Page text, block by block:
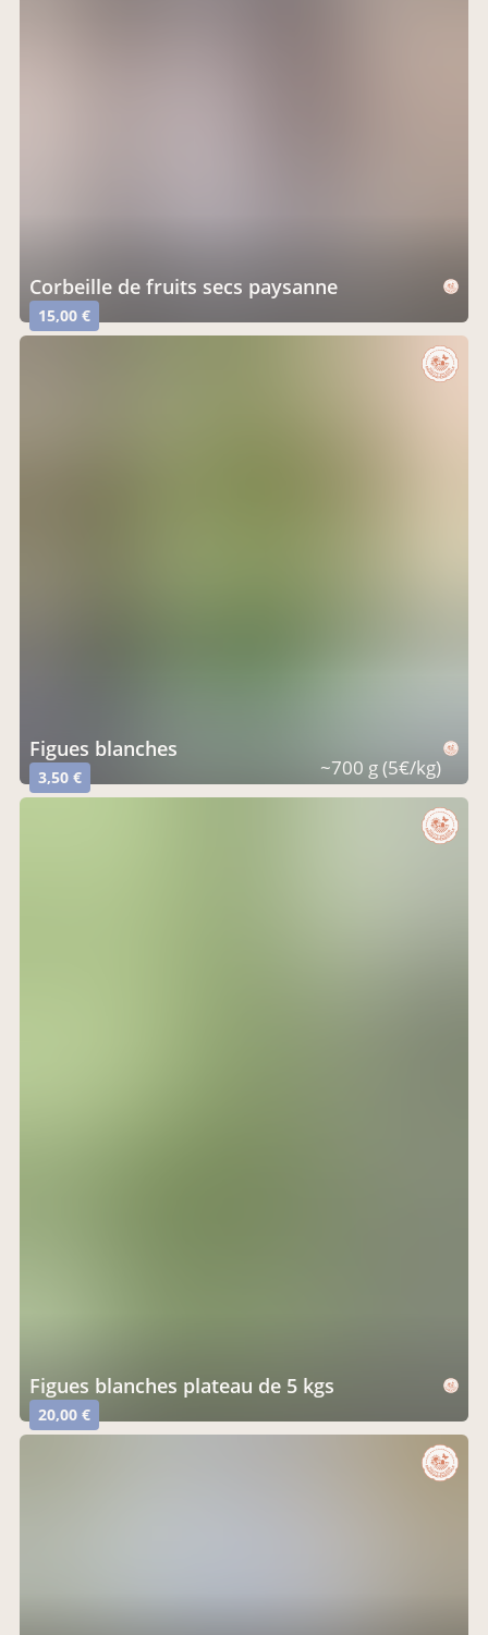
Corbeille de fruits secs paysanne
15,00 €
figues blanches
3,50 € ~700 g (5€/kg)
figues blanches plateau de 5 kgs
20,00 €